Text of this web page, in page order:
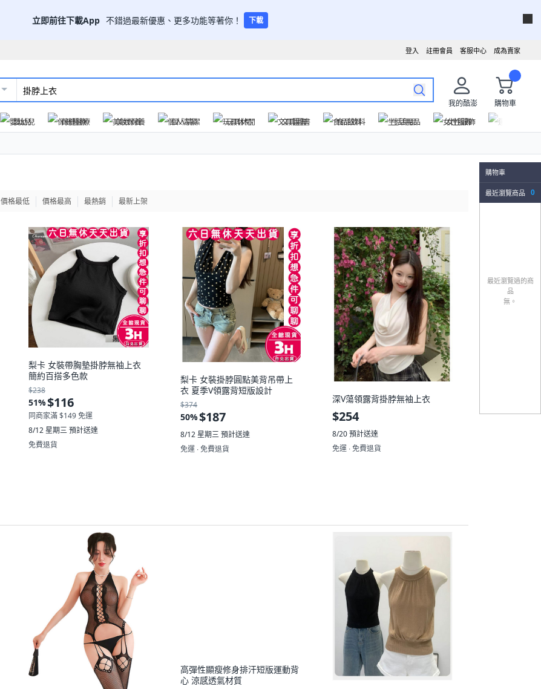
立即前往下載App 不錯過最新優惠、更多功能等著你！ 下載
成為賣家
客服中心
註冊會員
登入
我的酷澎
購物車
嬰幼兒 保健醫療 美妝保養 個人清潔 玩具休閒 文具圖書 食品飲料 生活用品 女性服飾
購物車
最近瀏覽商品 0
最近瀏覽過的商
品
無。
價格最低 價格最高 最熱銷 最新上架
梨卡 女裝帶胸墊掛脖無袖上衣
簡約百搭多色款
$238
51%$116
同商家滿 $149 免運
8/12 星期三預計送達
免費退貨
梨卡 女裝掛脖圓點美背吊帶上
衣 夏季V領露背短版設計
$374
50%$187
8/12 星期三預計送達
免運 ∙ 免費退貨
深V蕩領露背掛脖無袖上衣
$254
8/20預計送達
免運 ∙ 免費退貨
(15)